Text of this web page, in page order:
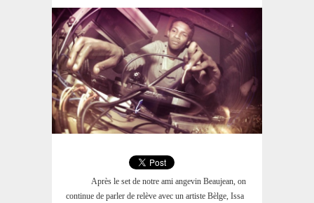
Après le set de notre ami angevin Beaujean, on
continue de parler de relève avec un artiste Bèlge, Issa